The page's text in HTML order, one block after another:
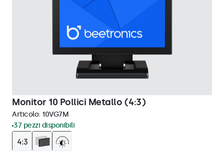
Monitor 10 Pollici Metallo (4:3)
Articolo: 10VG7M
37 pezzi disponibili